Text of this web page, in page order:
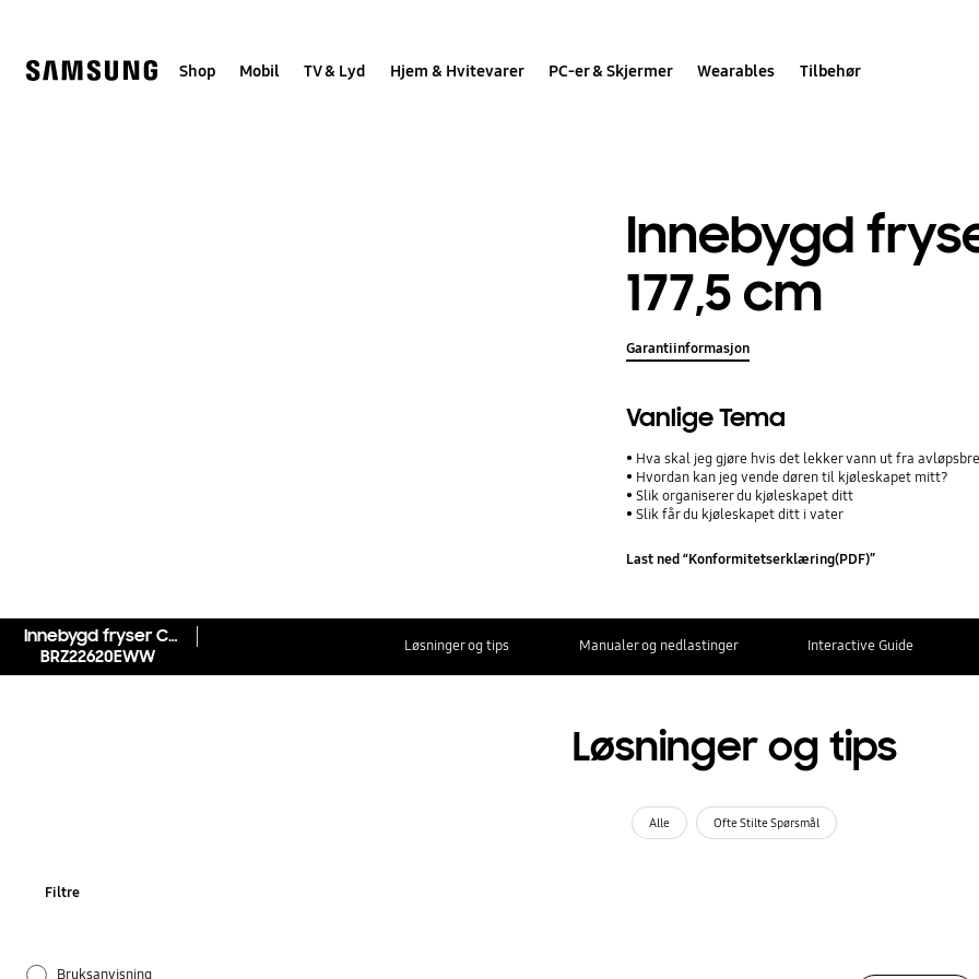
Shop Mobil TV & Lyd Hjem & Hvitevarer PC-er & Skjermer Wearables Tilbehør
Innebygd
177,5 cm
Garantiinformasjon
Vanlige Tema
Hva skal jeg gjøre hvis det lekker vann ut fra
Hvordan kan jeg vende døren til kjøleskapet mitt?
Slik organiserer du kjøleskapet ditt
Slik får du kjøleskapet ditt i vater
Last ned “Konformitetserklæring(PDF)”
Innebygd fryser Cool Select+ 177,5 cm
BRZ22620EWW
Løsninger og tips Manualer og nedlastinger Interactive Guide
Løsninger og tips
Alle Ofte Stilte Spørsmål
Filtre
Bruksanvisning